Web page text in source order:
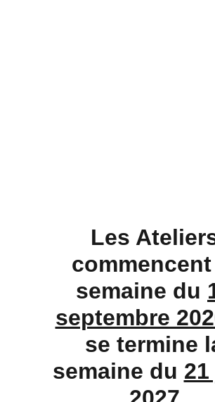
Les
semaine du
septembre
se termine
semaine du